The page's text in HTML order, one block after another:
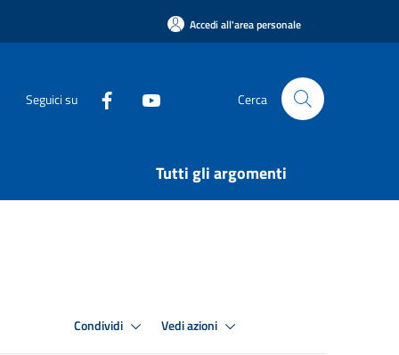
Accedi all'area personale
Seguici su Cerca
Tutti gli argomenti
Condividi Vedi azioni